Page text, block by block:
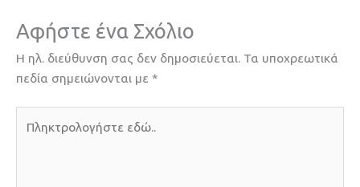
Αφήστε ένα Σχόλιο
Η ηλ. διεύθυνση σας δεν δημοσιεύεται. Τα υποχρεωτικά
πεδία σημειώνονται με *
εδώ..